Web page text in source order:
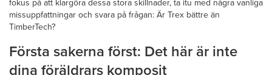
missuppfattningar och svara på frågan: Är Trex bättre än
TimberTech?
Första sakerna först: Det här är inte
dina föräldrars komposit